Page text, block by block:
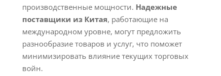
производственные мощности. Надежные
поставщики из Китая, работающие на
международном уровне, могут предложить
разнообразие товаров и услуг, что поможет
минимизировать влияние текущих торговых
войн.